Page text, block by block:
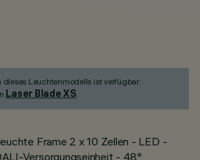
dieses Leuchtenmodells ist verfügbar:
Laser Blade XS.
Frame 2 x 10 Zellen - LED -
Versorgungseinheit - 48°